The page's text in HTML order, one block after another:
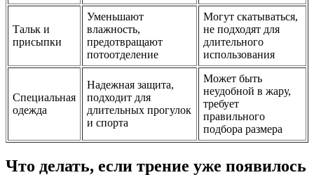
Тальк и
присыпки
Уменьшают
влажность,
предотвращают
потоотделение
Могут скатываться,
не подходят для
длительного
использования
Специальная
одежда
Надежная защита,
подходит для
длительных прогулок
и спорта
Может быть
неудобной в жару,
требует
правильного
подбора размера
Что делать, если трение уже появилось